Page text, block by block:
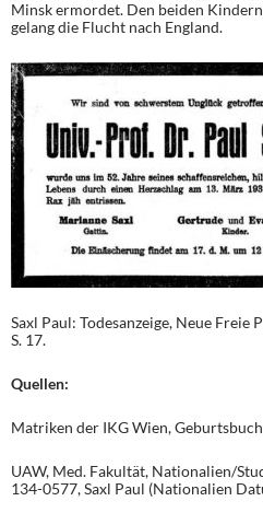
Minsk ermordet. Den beiden Kindern
gelang die Flucht nach England.
Saxl Paul: Todesanzeige, Neue Freie
S. 17.
Quellen:
Matriken der IKG Wien,
UAW, Med. Fakultät, Nationalien/
134-0577, Saxl Paul (Nationalien